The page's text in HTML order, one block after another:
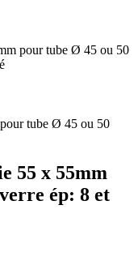
pour tube Ø 45 ou 50
55 x 55mm
ép: 8 et